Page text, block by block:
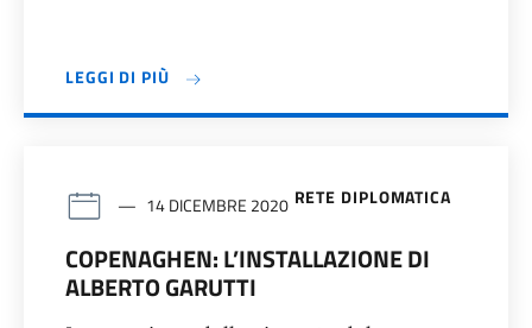
LEGGI DI PIÙ
RETE DIPLOMATICA
14 DICEMBRE 2020
COPENAGHEN: L’INSTALLAZIONE DI
ALBERTO GARUTTI